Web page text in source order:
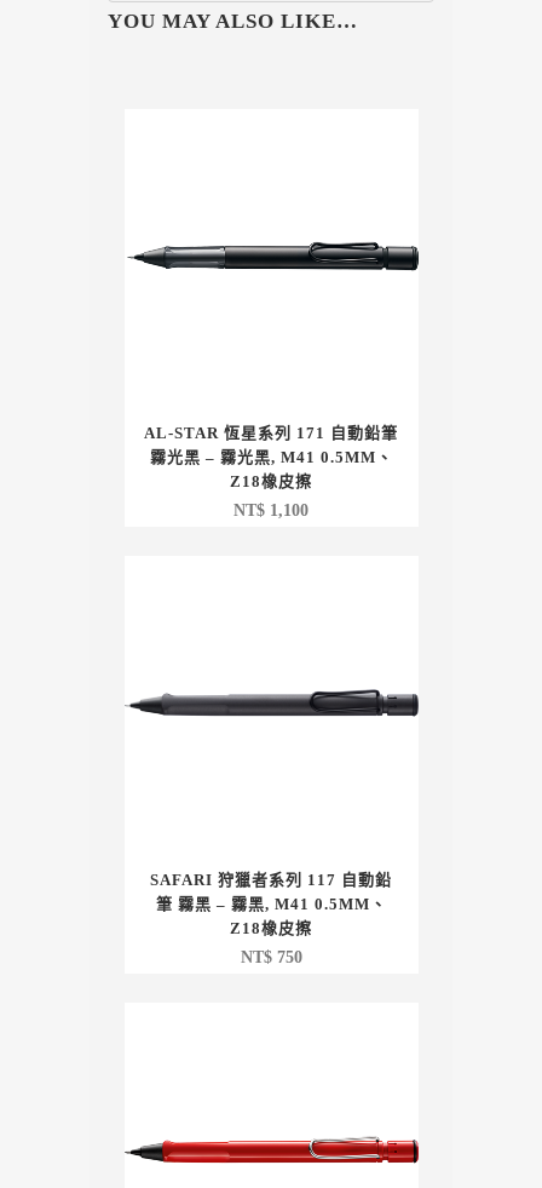
YOU MAY ALSO LIKE…
AL-STAR 恆星系列 171 自動鉛筆
霧光黑 – 霧光黑, M41 0.5MM、
Z18橡皮擦
NT$ 1,100
SAFARI 狩獵者系列 117 自動鉛
筆 霧黑 – 霧黑, M41 0.5MM、
Z18橡皮擦
NT$750